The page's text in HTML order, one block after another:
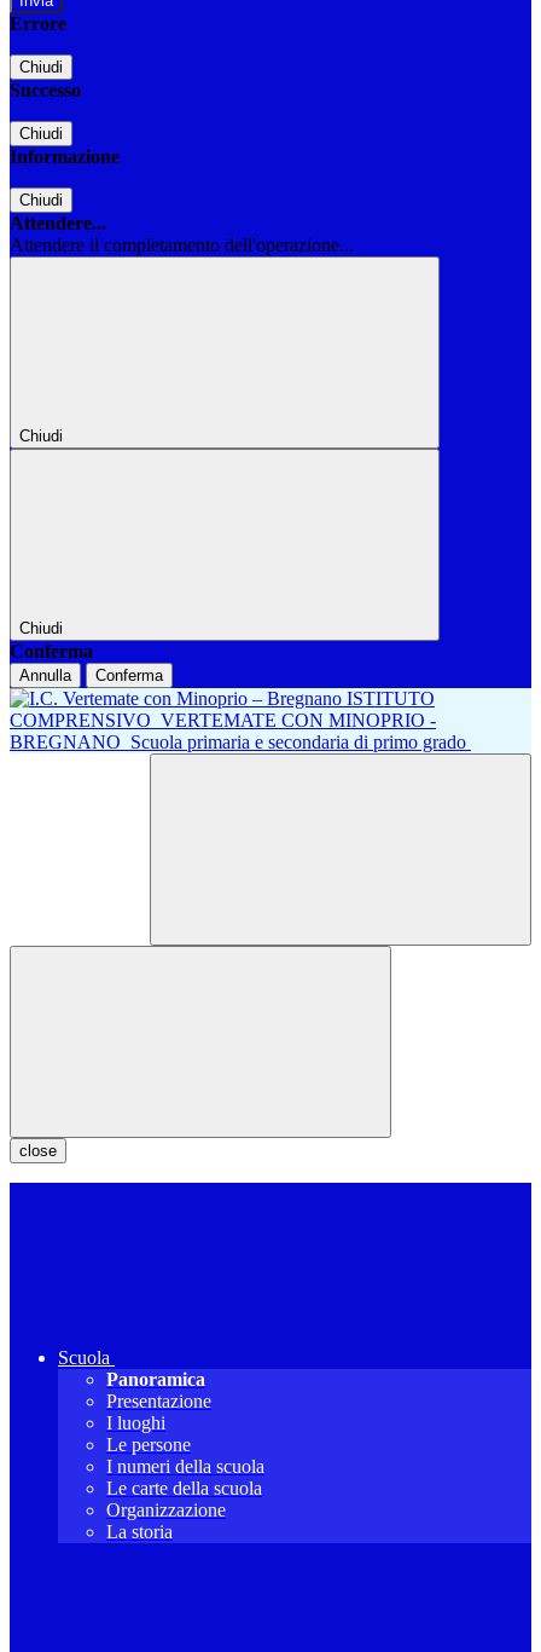
Errore
Chiudi
Successo
Chiudi
Informazione
Chiudi
Attendere...
Attendere il completamento dell'operazione...
Chiudi
Chiudi
Conferma
Annulla Conferma
ISTITUTO
COMPRENSIVO VERTEMATE CON MINOPRIO -
BREGNANO Scuola primaria e secondaria di primo grado
close
Scuola
Panoramica
Presentazione
I luoghi
Le persone
I numeri della scuola
Le carte della scuola
Organizzazione
La storia